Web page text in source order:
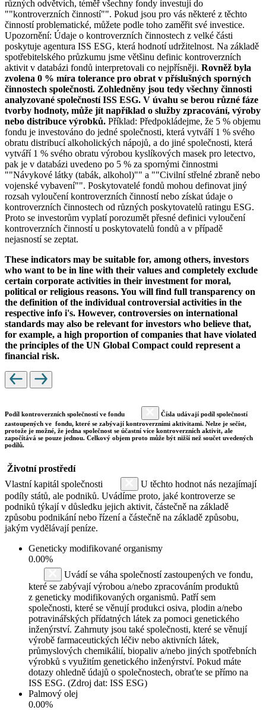
různých odvětvích, téměř všechny fondy investují do
""kontroverzních činností"". Pokud jsou pro vás některé z těchto
činností problematické, můžete podle toho zaměřit své investice.
Upozornění: Údaje o kontroverzních činnostech z velké části
poskytuje agentura ISS ESG, která hodnotí udržitelnost. Na základě
spotřebitelského průzkumu jsme většinu definic kontroverzních
aktivit v databázi fondů interpretovali co nejpřísněji. Rovněž byla
zvolena 0 % míra tolerance pro obrat v příslušných sporných
činnostech společnosti. Zohledněny jsou tedy všechny činnosti
analyzované společností ISS ESG. V úvahu se berou různé fáze
tvorby hodnoty, může jít například o služby zpracování, výroby
nebo distribuce výrobků. Příklad: Předpokládejme, že 5 % objemu
fondu je investováno do jedné společnosti, která vytváří 1 % svého
obratu distribucí alkoholických nápojů, a do jiné společnosti, která
vytváří 1 % svého obratu výrobou kyslíkových masek pro letectvo,
pak je v databázi uvedeno po 5 % za spornými činnostmi
""Návykové látky (tabák, alkohol)"" a ""Civilní střelné zbraně nebo
vojenské vybavení"". Poskytovatelé fondů mohou definovat jiný
rozsah vyloučení kontroverzních činností nebo získat údaje o
kontroverzních činnostech od různých poskytovatelů ratingu ESG.
Proto se investorům vyplatí porozumět přesné definici vyloučení
kontroverzních činností u poskytovatelů fondů a v případě
nejasností se zeptat.
These indicators may be suitable for, among others, investors
who want to be in line with their values and completely exclude
certain corporate activities in their investment for moral,
political or religious reasons. You will find full transparency on
the definition of the individual controversial activities in the
respective info i's. However, controversies on international
standards may also be relevant for investors who believe that,
for example, a high proportion of companies that have violated
the principles of the UN Global Compact could represent a
financial risk.
Podíl kontroverzních společností ve fondu
Čísla udávají podíl společností
zastoupených ve fondu, které se zabývají kontroverzními aktivitami. Nelze je sečíst,
protože je možné, že jedna společnost se účastní více kontroverzních aktivit, ale
započítává se pouze jednou. Celkový objem proto může být nižší než součet uvedených
podílů.
Životní prostředí
Vlastní kapitál společnosti
U těchto hodnot nás nezajímají
podíly států, ale podniků. Uvádíme proto, jaké kontroverze se
podniků týkají v důsledku jejich aktivit, částečně na základě
způsobu podnikání nebo řízení a částečně na základě způsobu,
jakým vydělávají peníze.
Geneticky modifikované organismy
0.00%
Uvádí se váha společností zastoupených ve fondu,
které se zabývají výrobou a/nebo zpracováním produktů
z geneticky modifikovaných organismů. Patří sem
společnosti, které se věnují produkci osiva, plodin a/nebo
potravinářských přídatných látek za pomoci genetického
inženýrství. Zahrnuty jsou také společnosti, které se věnují
výrobě farmaceutických léčiv nebo aktivních látek,
průmyslových chemikálií, biopaliv a/nebo jiných spotřebních
výrobků s využitím genetického inženýrství. Pokud máte
dotazy ohledně údajů o společnostech, obraťte se přímo na
ISS ESG. (Zdroj dat: ISS ESG)
Palmový olej
0.00%